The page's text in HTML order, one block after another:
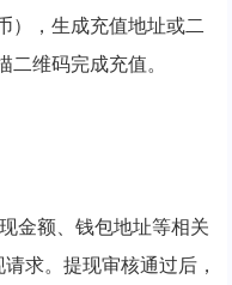
），生成充值地址或二
维码完成充值。
金额、钱包地址等相关
求。提现审核通过后，